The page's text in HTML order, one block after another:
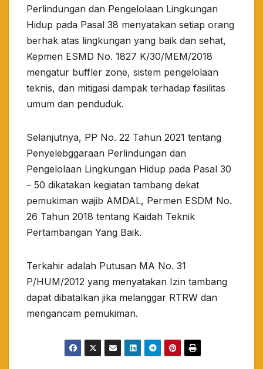
Perlindungan dan Pengelolaan Lingkungan
Hidup pada Pasal 38 menyatakan setiap orang
berhak atas lingkungan yang baik dan sehat,
Kepmen ESMD No. 1827 K/30/MEM/2018
mengatur buffler zone, sistem pengelolaan
teknis, dan mitigasi dampak terhadap fasilitas
umum dan penduduk.
Selanjutnya, PP No. 22 Tahun 2021 tentang
Penyelebggaraan Perlindungan dan
Pengelolaan Lingkungan Hidup pada Pasal 30
– 50 dikatakan kegiatan tambang dekat
pemukiman wajib AMDAL, Permen ESDM No.
26 Tahun 2018 tentang Kaidah Teknik
Pertambangan Yang Baik.
Terkahir adalah Putusan MA No. 31
P/HUM/2012 yang menyatakan Izin tambang
dapat dibatalkan jika melanggar RTRW dan
mengancam pemukiman.